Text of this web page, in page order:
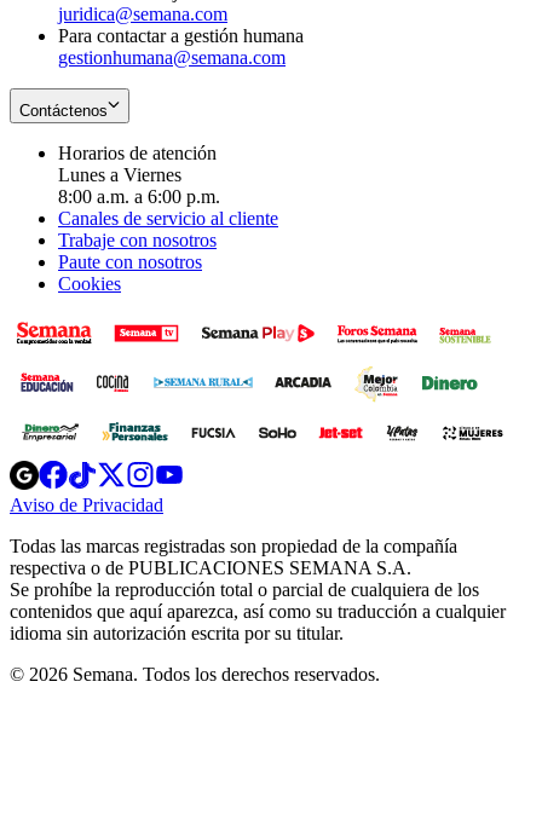
juridica@semana.com
Para contactar a gestión humana
gestionhumana@semana.com
Contáctenos
Horarios de atención
Lunes a Viernes
8:00 a.m. a 6:00 p.m.
Canales de servicio al cliente
Trabaje con nosotros
Paute con nosotros
Cookies
Opens
in
new
Opens
in
new
Opens
in
new
window
Opens
new
windowwindow
Aviso de Privacidad
new
window
Todas las marcas registradas son propiedad de la compañía
respectiva o de PUBLICACIONES SEMANA S.A.
Se prohíbe la reproducción total o parcial de cualquiera de los
contenidos que aquí aparezca, así como su traducción a cualquier
idioma sin autorización escrita por su titular.
© 2026 Semana. Todos los derechos reservados.